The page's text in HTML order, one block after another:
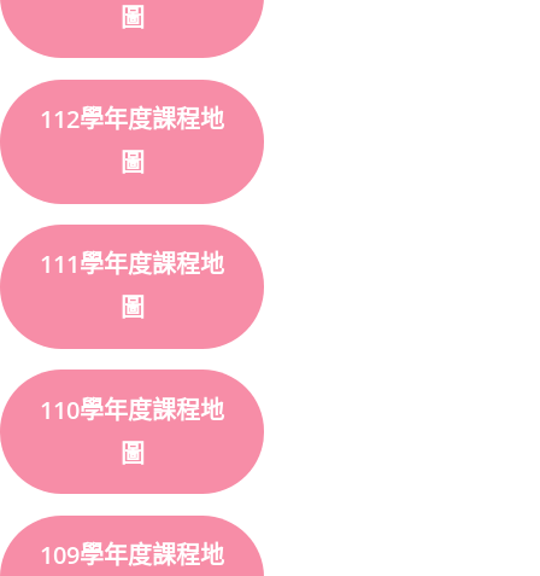
圖
112學年度課程地
圖
111學年度課程地
圖
110學年度課程地
圖
109學年度課程地